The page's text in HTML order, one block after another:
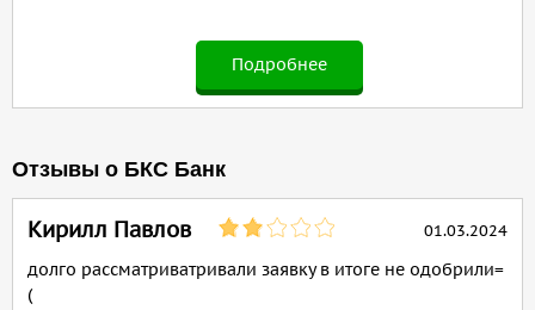
Подробнее
Отзывы о БКС Банк
Кирилл Павлов 01.03.2024
долго рассматриватривали заявку в итоге не одобрили=
(